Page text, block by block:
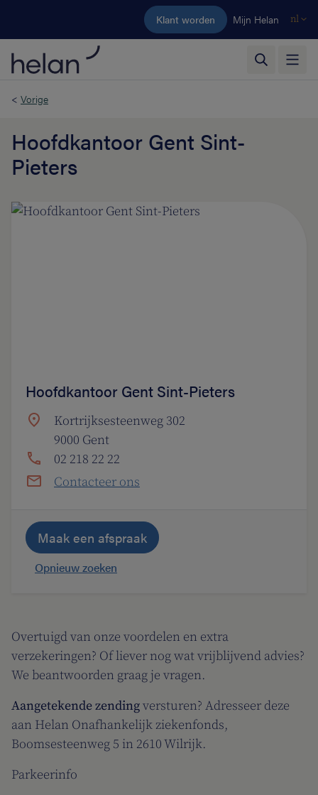
Ga naar de hoofdinhoud
Klant worden Mijn Helan nl
< Vorige
Hoofdkantoor Gent Sint-
Pieters
Overtuigd van onze voordelen en extra
verzekeringen? Of liever nog wat vrijblijvend advies?
We beantwoorden graag je vragen.
Aangetekende zendingversturen? Adresseer deze
aan Helan Onafhankelijk ziekenfonds,
Boomsesteenweg 5 in 2610 Wilrijk.
Parkeerinfo
Hoofdkantoor Gent Sint-Pieters
Kortrijksesteenweg 302
9000 Gent
02 218 22 22
Contacteer ons
Maak een afspraak
Opnieuw zoeken